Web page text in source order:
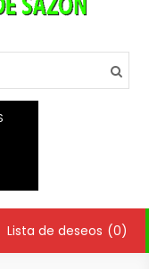
Lista de deseos (0)